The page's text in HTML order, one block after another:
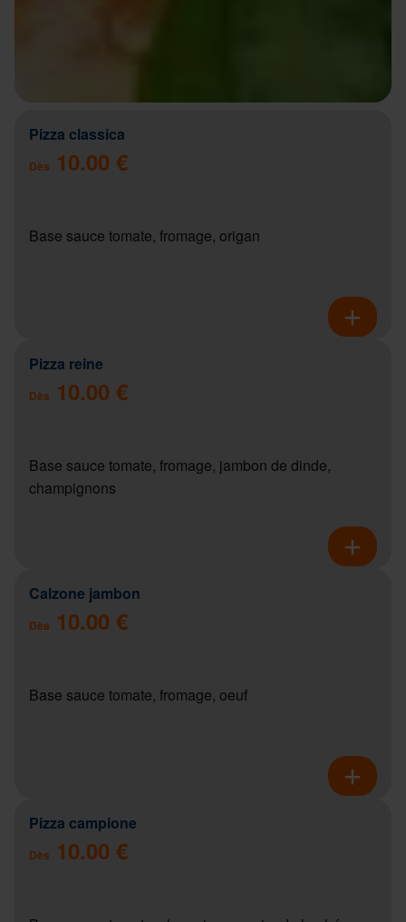
Pizza classica
Dès 10.00 €
Base sauce tomate, fromage, origan
Pizza reine
Dès 10.00 €
Base sauce tomate, fromage, jambon de dinde,
champignons
Calzone jambon
Dès 10.00 €
Base sauce tomate, fromage, oeuf
Pizza campione
Dès 10.00 €